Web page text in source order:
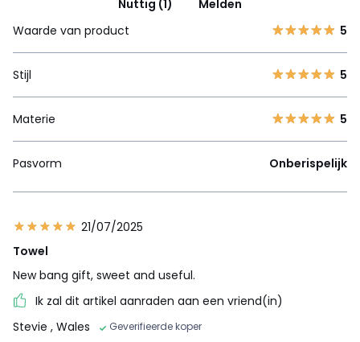
Nuttig (1)
Melden
Waarde van product
5
Stijl 5
Materie 5
Pasvorm Onberispelijk
21/07/2025
Towel
New bang gift, sweet and useful.
Ik zal dit artikel aanraden aan een vriend(in)
Stevie , Wales Geverifieerde koper